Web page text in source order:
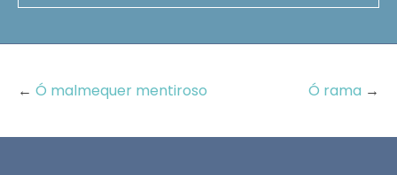
← Ó malmequer mentiroso Ó rama →